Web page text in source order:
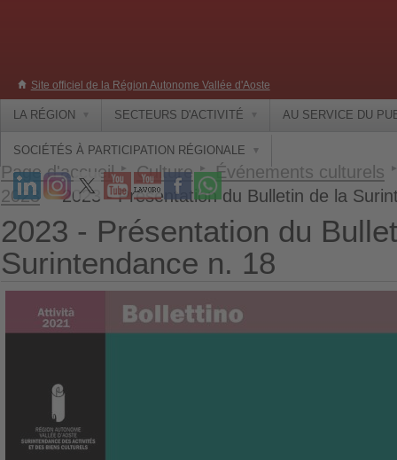
Site officiel de la Région Autonome Vallée d'Aoste
LA RÉGION SECTEURS D'ACTIVITÉ AU SERVICE DU
SOCIÉTÉS À PARTICIPATION RÉGIONALE
Page d'accueil Culture
Événements culturels
2023
2023 - Présentation du Bulletin de la
2023 - Présentation du
Surintendance n. 18